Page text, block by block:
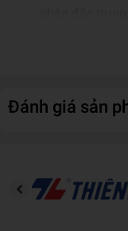
Xe tải trang bị
Nhân vật nhà
Khả năng di chuyển
Đánh giá sản